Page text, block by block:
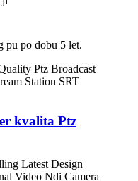
pu po dobu 5 let.
kvalita Ptz